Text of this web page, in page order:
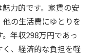
力的です。家賃の安
の生活費にゆとりを
年収298万円であっ
、経済的な負担を軽